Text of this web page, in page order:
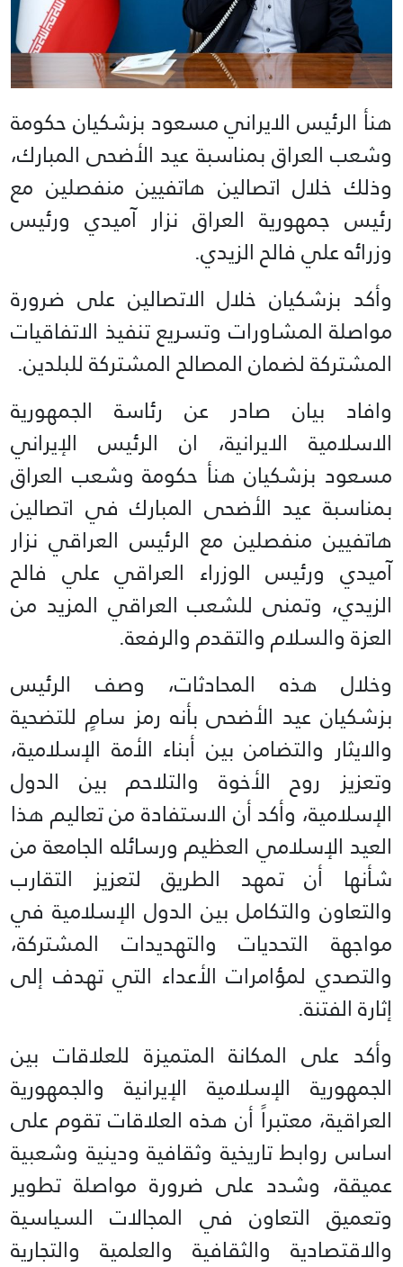
هنأ الرئيس الايراني مسعود بزشكيان حكومة
وشعب العراق بمناسبة عيد الأضحى المبارك،
وذلك خلال اتصالين هاتفيين منفصلين مع
رئيس جمهورية العراق نزار آميدي ورئيس
وزرائه علي فالح الزيدي.
وأكد بزشكيان خلال الاتصالين على ضرورة
مواصلة المشاورات وتسريع تنفيذ الاتفاقيات
المشتركة لضمان المصالح المشتركة للبلدين.
وافاد بيان صادر عن رئاسة الجمهورية
الاسلامية الايرانية، ان الرئيس الإيراني
مسعود بزشكيان هنأ حكومة وشعب العراق
بمناسبة عيد الأضحى المبارك في اتصالين
هاتفيين منفصلين مع الرئيس العراقي نزار
آميدي ورئيس الوزراء العراقي علي فالح
الزيدي، وتمنى للشعب العراقي المزيد من
العزة والسلام والتقدم والرفعة.
وخلال هذه المحادثات، وصف الرئيس
بزشكيان عيد الأضحى بأنه رمز سامٍ للتضحية
والايثار والتضامن بين أبناء الأمة الإسلامية،
وتعزيز روح الأخوة والتلاحم بين الدول
الإسلامية، وأكد أن الاستفادة من تعاليم هذا
العيد الإسلامي العظيم ورسائله الجامعة من
شأنها أن تمهد الطريق لتعزيز التقارب
والتعاون والتكامل بين الدول الإسلامية في
مواجهة التحديات والتهديدات المشتركة،
والتصدي لمؤامرات الأعداء التي تهدف إلى
إثارة الفتنة.
وأكد على المكانة المتميزة للعلاقات بين
الجمهورية الإسلامية الإيرانية والجمهورية
العراقية، معتبراً أن هذه العلاقات تقوم على
اساس روابط تاريخية وثقافية ودينية وشعبية
عميقة، وشدد على ضرورة مواصلة تطوير
وتعميق التعاون في المجالات السياسية
والاقتصادية والثقافية والعلمية والتجارية